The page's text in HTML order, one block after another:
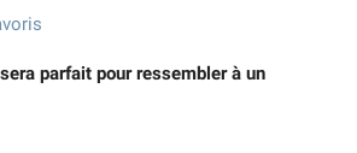
parfait pour ressembler à un